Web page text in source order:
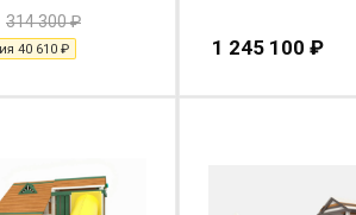
314 300₽
40 610 ₽ 1 245 100 ₽